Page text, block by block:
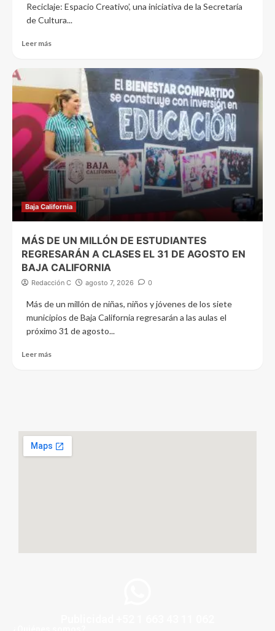
Reciclaje: Espacio Creativo’, una iniciativa de la Secretaría
de Cultura...
Leer más
Baja California
MÁS DE UN MILLÓN DE ESTUDIANTES
REGRESARÁN A CLASES EL 31 DE AGOSTO EN
BAJA CALIFORNIA
Redacción C agosto 7, 2026 0
Más de un millón de niñas, niños y jóvenes de los siete
municipios de Baja California regresarán a las aulas el
próximo 31 de agosto...
Leer más